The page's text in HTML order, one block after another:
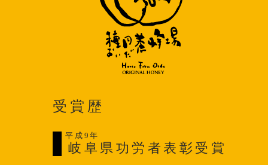
受賞歴
平成9年
岐阜県功労者表彰受賞